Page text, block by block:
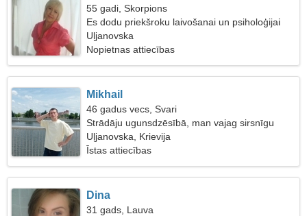
55 gadi, Skorpions
Es dodu priekšroku laivošanai un psiholoģijai
Uļjanovska
Nopietnas attiecības
Mikhail
46 gadus vecs, Svari
Strādāju ugunsdzēsībā, man vajag sirsnīgu
sievieti
Uļjanovska, Krievija
Īstas attiecības
Dina
31 gads, Lauva